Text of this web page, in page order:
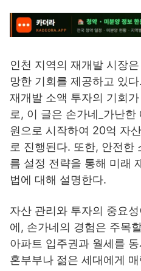
인천 지역의 재개발 시장
망한 기회를 제공하고 있
재개발 소액 투자의 기회
로, 이 글은 손가네_가난
원으로 시작하여 20억 자
로 진행된다. 또한, 안전한
름 설정 전략을 통해 미래
법에 대해 설명한다.
자산 관리와 투자의 중요
에, 손가네의 경험은 주목
아파트 입주권과 월세를
혼부부나 젊은 세대에게